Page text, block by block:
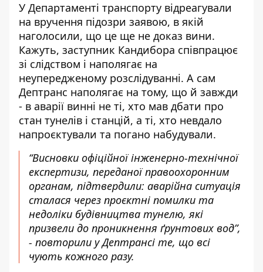
У Департаменті транспорту відреагували
на вручення підозри заявою, в якій
наголосили, що це ще не доказ вини.
Кажуть, заступник Кандибора співпрацює
зі слідством і наполягає на
неупередженому розслідуванні. А сам
Дептранс наполягає на тому, що й завжди
- в аварії винні не ті, хто мав дбати про
стан тунелів і станцій, а ті, хто невдало
напроєктували та погано набудували.
“Висновки офіційної інженерно-технічної
експертизи, переданої правоохоронним
органам, підтвердили: аварійна ситуація
сталася через проєктні помилки та
недоліки будівництва тунелю, які
призвели до проникнення ґрунтових вод”,
- повторили у Дептрансі те, що всі
чують кожного разу.